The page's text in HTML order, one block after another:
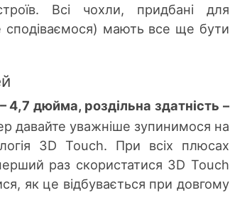
Всі чохли, придбані для
мають все ще бути
4,7 дюйма, роздільна здатність –
давайте уважніше зупинимося на
3D Touch. При всіх плюсах
раз скористатися 3D Touch
як це відбувається при довгому